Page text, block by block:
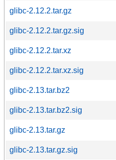
glibc-2.12.2.tar.gz
glibc-2.12.2.tar.gz.sig
glibc-2.12.2.tar.xz
glibc-2.12.2.tar.xz.sig
glibc-2.13.tar.bz2
glibc-2.13.tar.bz2.sig
glibc-2.13.tar.gz
glibc-2.13.tar.gz.sig